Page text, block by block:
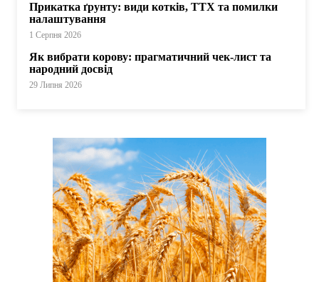
Прикатка ґрунту: види котків, ТТХ та помилки
налаштування
1 Серпня 2026
Як вибрати корову: прагматичний чек-лист та
народний досвід
29 Липня 2026